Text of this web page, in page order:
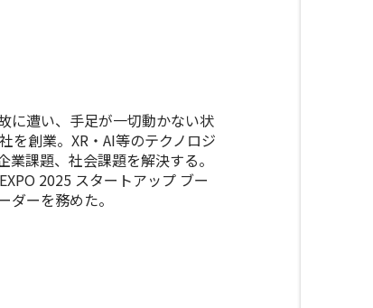
に遭い、手足が一切動かない状
を創業。XR・AI等のテクノロジ
課題、社会課題を解決する。
2025 スタートアップ ブー
ーを務めた。